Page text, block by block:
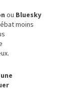
ou Bluesky
moins